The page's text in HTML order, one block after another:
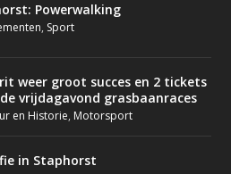
Powerwalking
, Sport
weer groot succes en 2 tickets
vrijdagavond grasbaanraces
en Historie, Motorsport
in Staphorst